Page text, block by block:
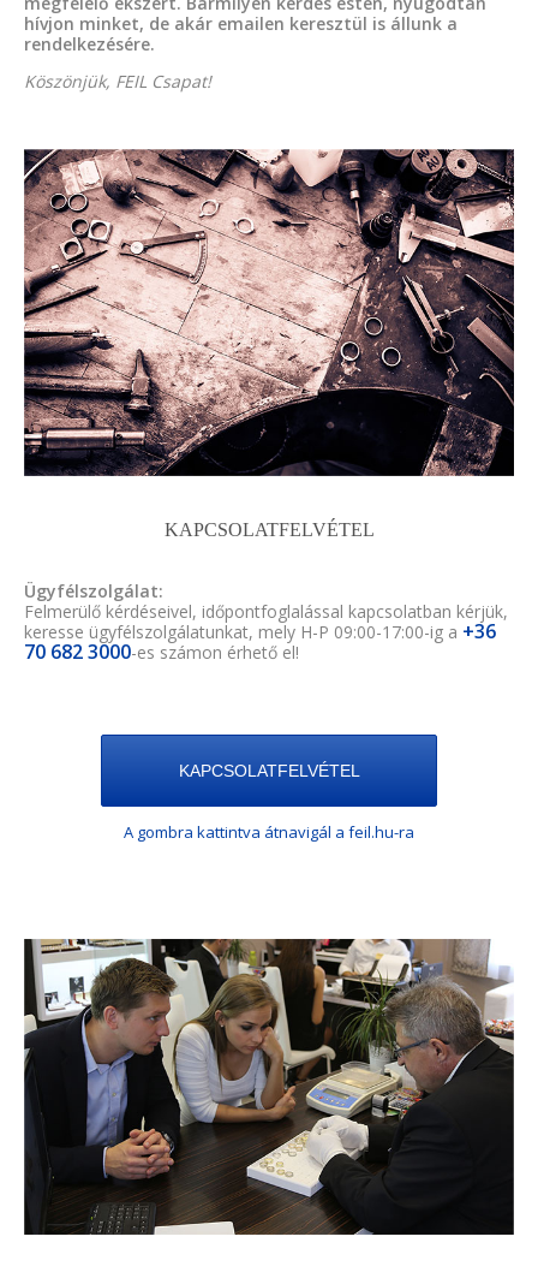
hívjon minket, de akár emailen keresztül is állunk a
rendelkezésére.
Köszönjük, FEIL Csapat!
KAPCSOLATFELVÉTEL
Ügyfélszolgálat:
Felmerülő kérdéseivel, időpontfoglalással kapcsolatban kérjük,
keresse ügyfélszolgálatunkat, mely H-P 09:00-17:00-ig a +36
70 682 3000-es számon érhető el!
KAPCSOLATFELVÉTEL
A gombra kattintva átnavigál a feil.hu-ra